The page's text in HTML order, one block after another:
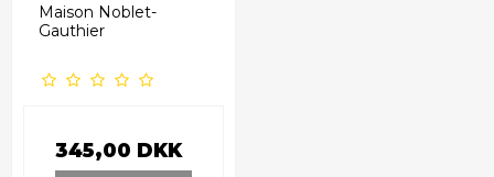
Maison Noblet-
Gauthier
345,00 DKK